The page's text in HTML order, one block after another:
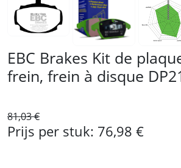
EBC Brakes Kit de
frein, frein à disque
81,03 €
Prijs per stuk: 76,98 €